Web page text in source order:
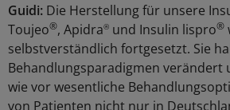
Guidi: Die Herstellung für unsere
Toujeo®, Apidra® und Insulin lispro®
selbstverständlich fortgesetzt. Sie
Behandlungsparadigmen verändert
wie vor wesentliche
von Patienten nicht nur in